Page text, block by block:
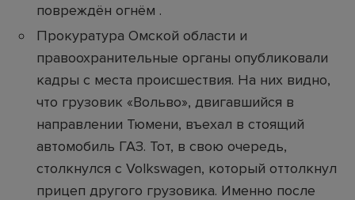
повреждён огнём .
Прокуратура Омской области и
правоохранительные органы опубликовали
кадры с места происшествия. На них видно,
что грузовик «Вольво», двигавшийся в
направлении Тюмени, въехал в стоящий
автомобиль ГАЗ. Тот, в свою очередь,
столкнулся с Volkswagen, который оттолкнул
прицеп другого грузовика. Именно после